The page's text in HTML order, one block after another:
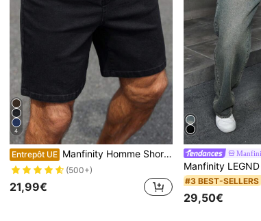
4
Entrepôt UE Manfinity Homme Short en jean casual polyvalent de couleur unie pour hommes grandes tailles
(500+)
21,99€ #3 BEST-SELLERS
29,50€